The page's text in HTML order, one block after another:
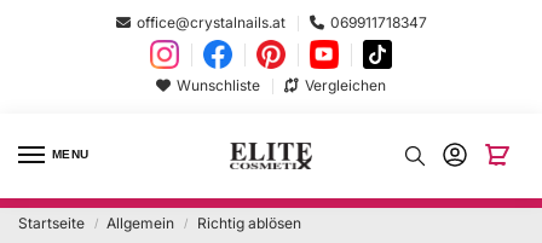
office@crystalnails.at 069911718347
Wunschliste Vergleichen
MENU
Startseite / Allgemein / Richtig ablösen